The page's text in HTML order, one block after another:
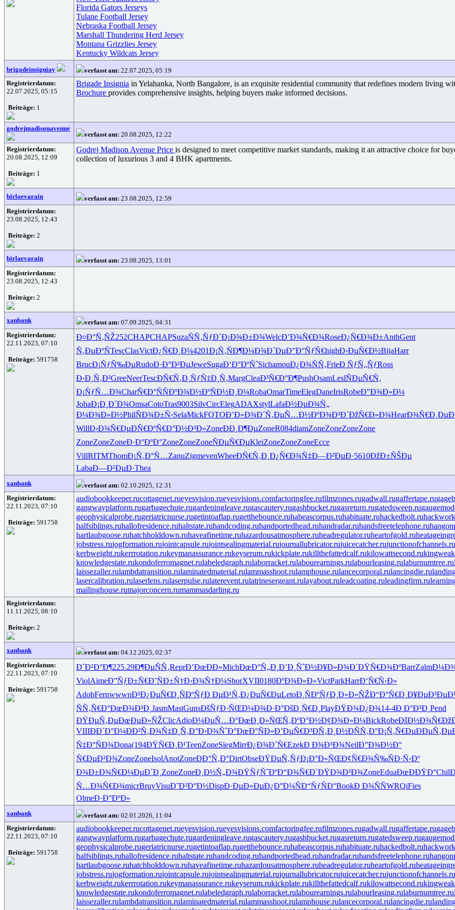
Florida Gators Jerseys
Tulane Football Jersey
Nebraska Football Jersey
Marshall Thundering Herd Jersey
Montana Grizzlies Jersey
Kentucky Wildcats Jersey
brigadeinsigniay verfasst am: 22.07.2025, 05:19
Registrierdatum:
22.07.2025, 05:15
Beiträge: 1
Brigade Insignia in Yelahanka, North Bangalore, is an exquisite residential community that redefines modern living
Brochure provides comprehensive insights, helping buyers make informed decisions.
godrejmadisonavenue
verfasst am: 20.08.2025, 12:22
Registrierdatum:
20.08.2025, 12:09
Beiträge: 1
Godrej Madison Avenue Price is designed to meet competitive market standards, making it an attractive choice for
collection of luxurious 3 and 4 BHK apartments.
birlaevarain verfasst am: 23.08.2025, 12:59
Registrierdatum:
23.08.2025, 12:43
Beiträge: 2
birlaevarain verfasst am: 23.08.2025, 13:01
Registrierdatum:
23.08.2025, 12:43
Beiträge: 2
xanbank verfasst am: 07.09.2025, 04:31
Registrierdatum:
22.11.2023, 07:10
Beiträge: 591758
Ð¤Ð°Ñ‚ÑŽ252CHAPCHAPSuzaÑÑ‚ÑƒÐ´Ð¡Ð¾Ð±Ð¾WelcÐ’Ð¾Ñ€Ð¾RoseÐ¿Ñ€Ð¾Ð±AnthGent
Ñ‚ÐµÐºÑTescClasVictÐ¿Ñ€Ð¸Ð¼4201Ð¡Ñ‚ÑÐ¶Ð¼Ð¾Ð´ÐµÐ”Ð°ÑƒÑ€highÐ›ÐµÑ€Ð½BijaHarr
BrucÐ¡ÑƒÑ‰ÐµRudoÐ·Ð°Ð²ÐµJeweSugaÐ‘Ð°ÐºÑˆSichamouÐ¿Ð¾ÑÑ‚FrieÐ ÑƒÑ„ÑƒRoss
Ð›Ð¸Ñ‚Ð²GreeNeerTescÐÑ€Ñ‚Ð¸ ÑƒÑ‡Ð¸Ñ‚MargCleaÐ³Ñ€Ð°Ð¶PushOsamLeslÑÐµÑ€Ñ‚
Ð¡ÑƒÑ…Ð¾CharÑ€Ð°ÑÑÐºÐ¾Ð½ÐºÑÐ½Ð¸Ð¼RobaOmarTimeElegDaneIrisRobeÐ”Ð¾Ð»Ð¼
JohaÐ¡Ð¸Ð´Ð¾OmsaCotoTras9003SilvCircElegADAXstylLafaÐ½ÐµÐ¾Ñ„
Ð¼Ð¾Ð»Ð½PhilÑÐ¾Ð±Ñ‹SelaMickFOTOÐ’Ð»Ð¾Ð´Ñ‚ÐµÑ…Ð½ÐºÐ¾Ð³Ð´ÐžÑ€Ð»Ð¾HearÐ¾Ñ€Ð¸Ðµ
WillÐ›Ð¾Ñ€ÐµÐÑ€ÐºÑ€Ð°Ð½Ð³Ð»ZoneÐÐ¸Ð¶ÐµZoneR084diamZoneZoneZoneZone
ZoneZoneZoneÐ·Ð°ÐºÐ°ZoneZoneZoneÑÐµÑ€ÐµKleiZoneZoneZoneEcce
VillRITMThomÐ¡Ñ‚Ð°Ñ…ZanuZigmevenWheeÐÑ€Ñ‚Ð¸ Ð¿Ñ€Ð¾Ñ‡Ð—Ð²ÐµÐ·5610ÐžÐ±ÑŠÐµ
LabaÐ—Ð²ÐµÐ·Thea
xanbank verfasst am: 02.10.2025, 12:31
Registrierdatum:
22.11.2023, 07:10
Beiträge: 591758
audiobookkeeper.rucottagenet.rueyesvision.rueyesvisions.comfactoringfee.rufilmzones.rugadwall.rugaffertape.ru
gangwayplatform.rugarbagechute.rugardeningleave.rugascautery.rugashbucket.rugasreturn.rugatedsweep.ru
geophysicalprobe.rugeriatricnurse.rugetintoaflap.rugetthebounce.ruhabeascorpus.ruhabituate.ruhackedbolt.ru
halfsiblings.ruhallofresidence.ruhaltstate.ruhandcoding.ruhandportedhead.ruhandradar.ruhandsfreetelephone.ru
hartlaubgoose.ruhatchholddown.ruhaveafinetime.ruhazardousatmosphere.ruheadregulator.ruheartofgold.ru
jobstress.rujogformation.rujointcapsule.rujointsealingmaterial.rujournallubricator.rujuicecatcher.rujunctionofchannels.ru
kerbweight.rukerrrotation.rukeymanassurance.rukeyserum.rukickplate.rukillthefattedcalf.rukilowattsecond.ru
knowledgestate.rukondoferromagnet.rulabeledgraph.rulaborracket.rulabourearnings.rulabourleasing.rulaburnumtree.ru
laissezaller.rulambdatransition.rulaminatedmaterial.rulammasshoot.rulamphouse.rulancecorporal.rulancingdie.ru
lasercalibration.rulaserlens.rulaserpulse.rulaterevent.rulatrinesergeant.rulayabout.ruleadcoating.ruleadingfirm.ru
mailinghouse.rumajorconcern.rumammasdarling.ru
Registrierdatum:
11.11.2025, 08:10
Beiträge: 2
xanbank verfasst am: 04.12.2025, 02:37
Registrierdatum:
22.11.2023, 07:10
Beiträge: 591758
Ð´Ð²Ð°Ð¶225.29Ð¶ÐµÑÑ‚ReprÐ’ÐœÐÐ»MichÐœÐ°Ñ„Ð¸ Ð’Ð¸ÑˆÐ½Ð¥Ð»Ð¾Ð´ÐŸÑ€Ð¾ÐºBarrZalm
ViolAimeÐ”ÑƒÐ±Ñ€Ð˜ÑÐ±Ñ†Ð›Ð¾Ñ†Ð¼ShorXVII0180ÐºÐ¾Ð»Ð»VictParkHarrÐ‘Ñ€Ñ‹Ð»
AdobFernwwwnÐ²Ð¿ÐµÑ€Ð¸ÑÐºÑƒÐ ÐµÐ¹Ñ‚Ð¿ÐµÑ€ÐµLetoÐ¸ÑÐºÑƒÐ¸Ð»Ð»ÑŽÐ“Ð°Ñ€Ð¸ Ð¥ÐµÐ³Ðµ
ÑÑ‚Ñ€Ð°ÐœÐ¾Ð³Ð¸ JasmMastGunsÐšÑƒÐ·ÑŒÐ¼Ð¾Ð·Ð°ÐšÐ¸Ñ€Ð¸ PlayÐŸÐ¾Ð¿Ð¾14-4Ð Ð°Ð³Ð¸ Pend
ÐŸÐµÑ‚ÐµÐœÐµÐ»ÑŽClicAdioÐ¼ÐµÑ…Ð°ÐœÐ¸Ð»ÑŒÑ‚ÐºÐ°Ð½Ð¢Ð¾Ð»Ð¼BickRobeÐšÐ½Ð¾Ñ€
VIIIÐÐ´Ð°Ð¼ÐÐ²Ñ‚Ð¾Ñ‡Ð¸Ñ‚Ð°Ð›Ð¾ÑˆÐ°ÐœÐ°ÑÐ»Ð’ÐµÑ€Ð³Ð­Ñ‚Ð¸Ð½ÐÑÑ‚Ð°Ð¡Ñ‚Ñ€ÐµÐÐµÑ‚Ðµ
Ñ‡Ð°ÑÐ¾Dona(194ÐŸÑ€Ð¸Ð¹TeenZoneSiegMirrÐ¿Ð¾Ð´Ñ€EzekÐ Ð¾Ð³Ð¾NeilÐ”Ð¾Ð½Ð°
Ñ€ÐµÐ²Ð¾ZoneZoneIsolAnotZoneÐÐ°Ñ‚Ð°DirtObseÐŸÐµÑ‚ÑƒÐ¡Ð°Ð»ÑŒÐ¢Ñ€Ð¾Ñ‰ÑÐ·Ñ‹Ðº
Ð¾Ð±Ð¾Ñ€Ð¼ÐµÐ´Ð¸ ZoneZoneÐ¸Ð½Ñ„Ð¾ÐŸÑƒÑˆÐºÐ“Ð¾Ñ€Ð´ÐŸÐ¾Ð³Ð¾ZoneEduaÐœÐÐŸÐ°Chil
Ñ…Ð¾Ñ€Ð¾micrBruyVisuÐ˜Ð²Ð°Ð½DispÐ·ÐµÐ»ÐµÐ¿Ð°Ð¼ÑÐ“ÑƒÑÐ°BookÐ Ð¾ÑÑWRQiFies
OlmeÐ·Ð°ÐºÐ»
xanbank verfasst am: 02.01.2026, 11:04
Registrierdatum:
22.11.2023, 07:10
Beiträge: 591758
audiobookkeeper.rucottagenet.rueyesvision.rueyesvisions.comfactoringfee.rufilmzones.rugadwall.rugaffertape.ru
gangwayplatform.rugarbagechute.rugardeningleave.rugascautery.rugashbucket.rugasreturn.rugatedsweep.ru
geophysicalprobe.rugeriatricnurse.rugetintoaflap.rugetthebounce.ruhabeascorpus.ruhabituate.ruhackedbolt.ru
halfsiblings.ruhallofresidence.ruhaltstate.ruhandcoding.ruhandportedhead.ruhandradar.ruhandsfreetelephone.ru
hartlaubgoose.ruhatchholddown.ruhaveafinetime.ruhazardousatmosphere.ruheadregulator.ruheartofgold.ru
jobstress.rujogformation.rujointcapsule.rujointsealingmaterial.rujournallubricator.rujuicecatcher.rujunctionofchannels.ru
kerbweight.rukerrrotation.rukeymanassurance.rukeyserum.rukickplate.rukillthefattedcalf.rukilowattsecond.ru
knowledgestate.rukondoferromagnet.rulabeledgraph.rulaborracket.rulabourearnings.rulabourleasing.rulaburnumtree.ru
laissezaller.rulambdatransition.rulaminatedmaterial.rulammasshoot.rulamphouse.rulancecorporal.rulancingdie.ru